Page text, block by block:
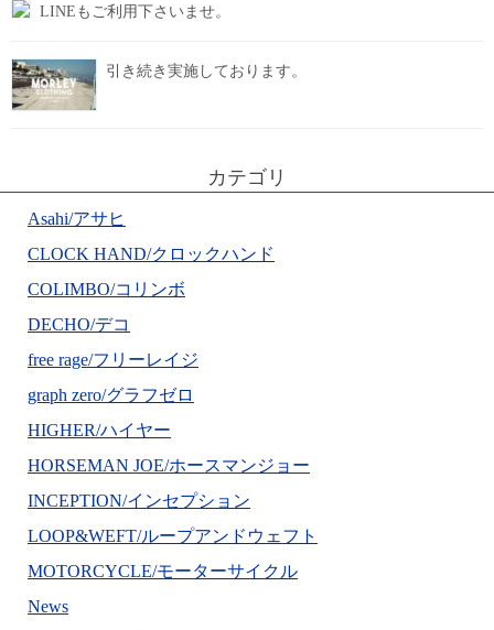
LINEもご利用下さいませ。
引き続き実施しております。
カテゴリ
Asahi/アサヒ
CLOCK HAND/クロックハンド
COLIMBO/コリンボ
DECHO/デコ
free rage/フリーレイジ
graph zero/グラフゼロ
HIGHER/ハイヤー
HORSEMAN JOE/ホースマンジョー
INCEPTION/インセプション
LOOP&WEFT/ループアンドウェフト
MOTORCYCLE/モーターサイクル
News